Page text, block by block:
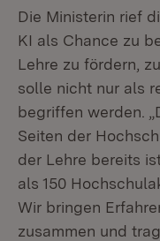
Die Ministerin rief
KI als Chance zu
Lehre zu fördern,
solle nicht nur als
begriffen werden.
Seiten der
der Lehre bereits
als 150
Wir bringen
zusammen und